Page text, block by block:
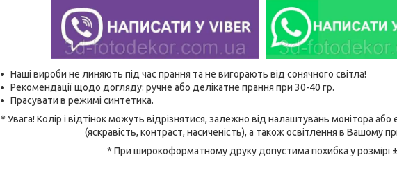
Наші вироби не линяють під час прання та не вигорають від сонячного світла!
Рекомендації щодо догляду: ручне або делікатне прання при 30-40 гр.
Прасувати в режимі синтетика.
* Увага! Колір і відтінок можуть відрізнятися, залежно від налаштувань монітора
(яскравість, контраст, насиченість), а також освітлення в Вашому
* При широкоформатному друку допустима похибка у розмірі